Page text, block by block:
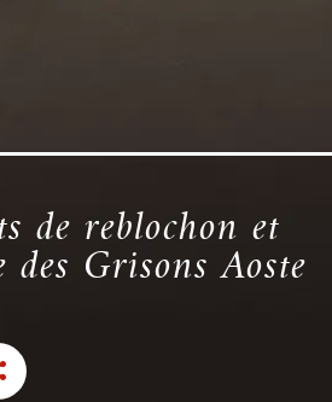
de reblochon et
des Grisons Aoste